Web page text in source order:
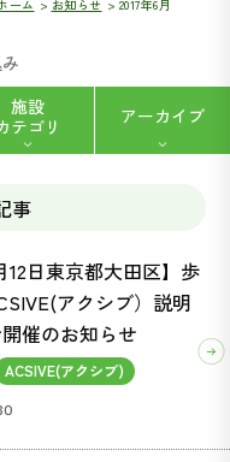
ーム お知らせ 2017年6月
事
12日東京都大田区】歩
アクシブ）説明
催のお知らせ
ACSIVE(アクシブ)
(37)
販売 (2)
施設
テゴリ
八帖 (5)
アーカイブ